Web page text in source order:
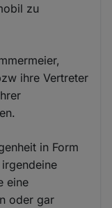
zu
ihre Vertreter
in Form
eine
oder gar